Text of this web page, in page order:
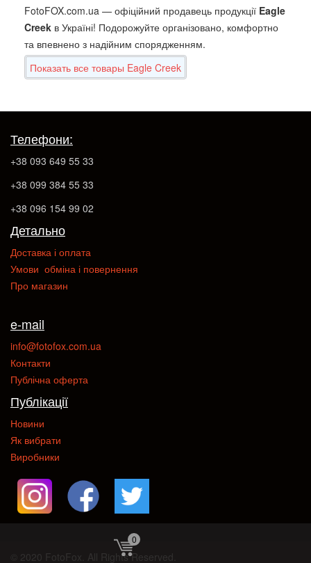
FotoFOX.com.ua — офіційний продавець продукції Eagle
Creek в Україні! Подорожуйте організовано, комфортно
та впевнено з надійним спорядженням.
Показать все товары Eagle Creek
0
Телефони:
+38 093 649 55 33
+38 099 384 55 33
+38 096 154 99 02
Детально
Доставка і оплата
Умови обміна і повернення
Про магазин
e-mail
info@fotofox.com.ua
Контакти
Публічна оферта
Публікації
Новини
Як вибрати
Виробники
© 2020 FotoFox. All Rights Reserved.